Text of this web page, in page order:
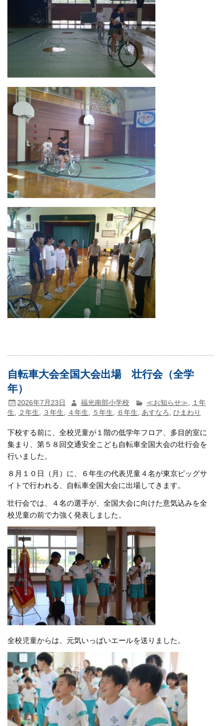
自転車大会全国大会出場 壮行会（全学
年）
2026年7月23日 福光南部小学校 ≪お知らせ≫, １年
生, ２年生, ３年生, ４年生, ５年生, ６年生, あすなろ ,ひまわり
下校する前に、全校児童が１階の低学年フロア、多目的室に
集まり、第５８回交通安全こども自転車全国大会の壮行会を
行いました。
８月１０日（月）に、６年生の代表児童４名が東京ビッグサ
イトで行われる、自転車全国大会に出場してきます。
壮行会では、４名の選手が、全国大会に向けた意気込みを全
校児童の前で力強く発表しました。
全校児童からは、元気いっぱいエールを送りました。